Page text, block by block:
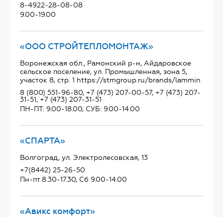
8-4922-28-08-08
9.00-19.00
«ООО СТРОЙТЕПЛОМОНТАЖ»
Воронежская обл., Рамонский р-н, Айдаровское
сельское поселение, ул. Промышленная, зона 5,
участок 8, стр. 1 https://stmgroup.ru/brands/lammin
8 (800) 551-96-80, +7 (473) 207-00-57, +7 (473) 207-
31-51, +7 (473) 207-31-51
ПН-ПТ: 9.00-18.00, СУБ: 9.00-14.00
«СПАРТА»
Волгоград, ул. Электролесовская, 13
+7(8442) 25-26-50
Пн-пт 8.30-17.30, Сб 9.00-14.00
«Авикс комфорт»